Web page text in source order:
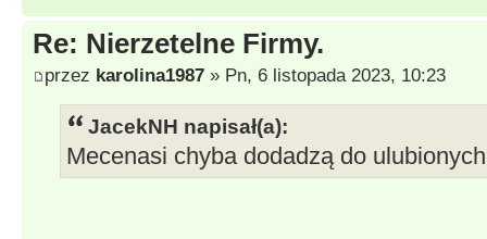
Re: Nierzetelne Firmy.
przez karolina1987 » Pn, 6 listopada 2023, 10:23
JacekNH napisał(a):
Mecenasi chyba dodadzą do